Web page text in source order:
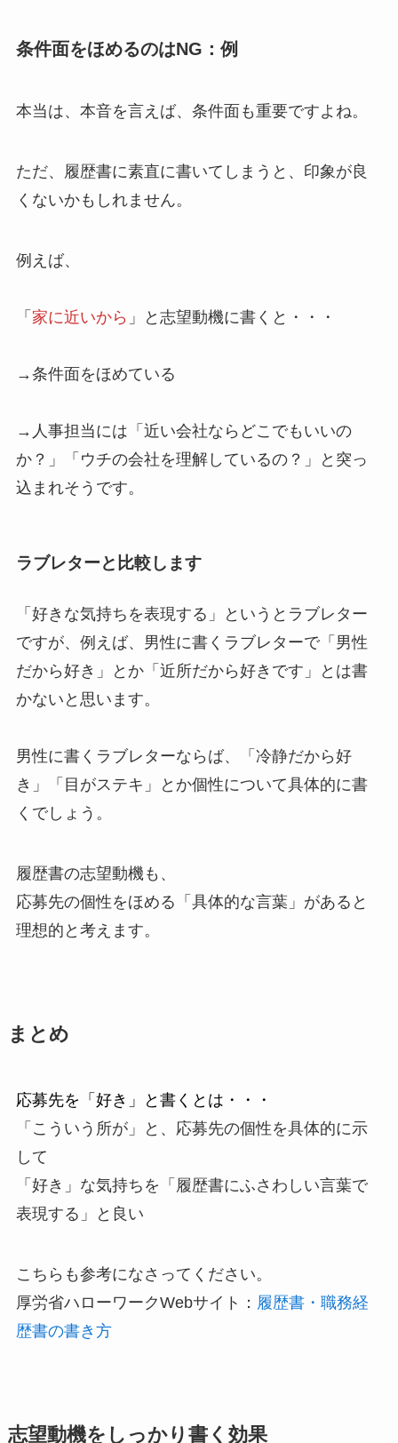
条件面をほめるのはNG：例
本当は、本音を言えば、条件面も重要ですよね。
ただ、履歴書に素直に書いてしまうと、印象が良
くないかもしれません。
例えば、
「 家に近いから 」と志望動機に書くと・・・
→条件面をほめている
→人事担当には「 近い会社ならどこでもいいの
か？ 」「 ウチの会社を理解しているの？ 」と突っ
込まれそうです。
ラブレターと比較します
「好きな気持ちを表現する」というとラブレター
ですが、例えば、男性に書くラブレターで「男性
だから好き」とか「近所だから好きです」とは書
かないと思います。
男性に書くラブレターならば、「冷静だから好
き」「目がステキ」とか個性について具体的に書
くでしょう。
履歴書の志望動機も、
応募先の個性をほめる「具体的な言葉」があると
理想的と考えます。
まとめ
応募先を「好き」と書くとは・・・
「こういう所が」と、応募先の個性を具体的に示
して
「好き」な気持ちを「履歴書にふさわしい言葉で
表現する」と良い
こちらも参考になさってください。
厚労省ハローワークWebサイト： 履歴書・職務経
歴書の書き方
志望動機をしっかり書く効果